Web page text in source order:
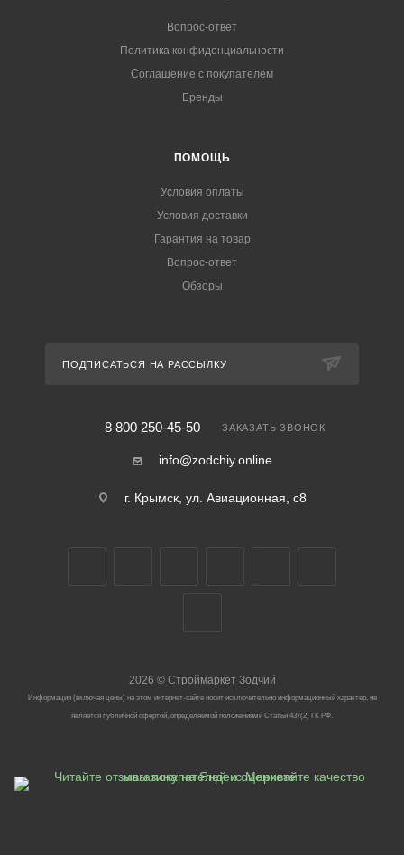
Вопрос-ответ
Политика конфиденциальности
Соглашение с покупателем
Бренды
ПОМОЩЬ
Условия оплаты
Условия доставки
Гарантия на товар
Вопрос-ответ
Обзоры
ПОДПИСАТЬСЯ НА РАССЫЛКУ
8 800 250-45-50 ЗАКАЗАТЬ ЗВОНОК
info@zodchiy.online
г. Крымск, ул. Авиационная, с8
2026 ©Строймаркет Зодчий
Информация (включая цены) на этом интернет-сайте носит исключительно информационный характер, не
является публичной офертой, определяемой положениями Статьи 437(2) ГК РФ.